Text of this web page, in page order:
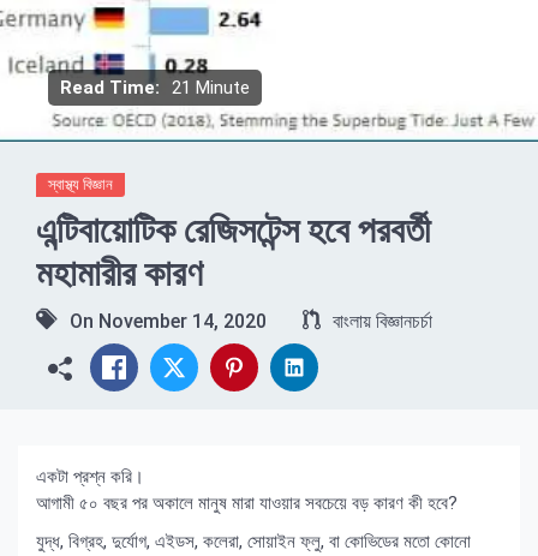
Read Time: 21 Minute
স্বাস্থ্য বিজ্ঞান
এন্টিবায়োটিক রেজিসটেন্স হবে পরবর্তী
মহামারীর কারণ
On November 14, 2020 বাংলায় বিজ্ঞানচর্চা
একটা প্রশ্ন করি।
আগামী ৫০ বছর পর অকালে মানুষ মারা যাওয়ার সবচেয়ে বড় কারণ কী হবে?
যুদ্ধ, বিগ্রহ, দুর্যোগ, এইডস, কলেরা, সোয়াইন ফ্লু, বা কোভিডের মতো কোনো